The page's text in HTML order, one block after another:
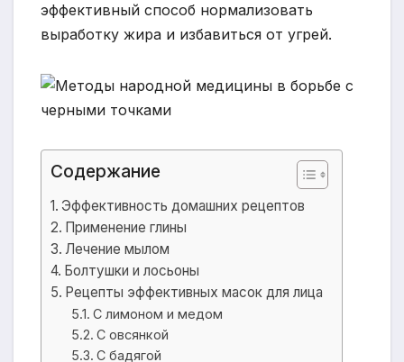
эффективный способ нормализовать
выработку жира и избавиться от угрей.
Содержание
Эффективность домашних рецептов
Применение глины
Лечение мылом
Болтушки и лосьоны
Рецепты эффективных масок для лица
С лимоном и медом
С овсянкой
С бадягой